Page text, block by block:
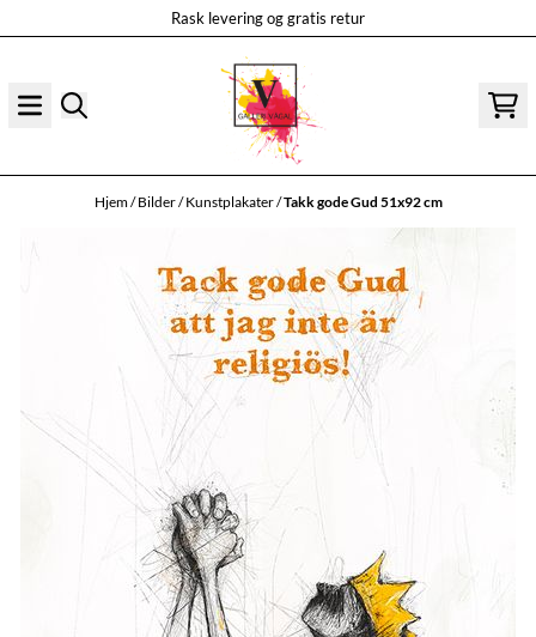
Rask levering og gratis retur
Hjem/Bilder/Kunstplakater/Takk gode Gud 51x92 cm